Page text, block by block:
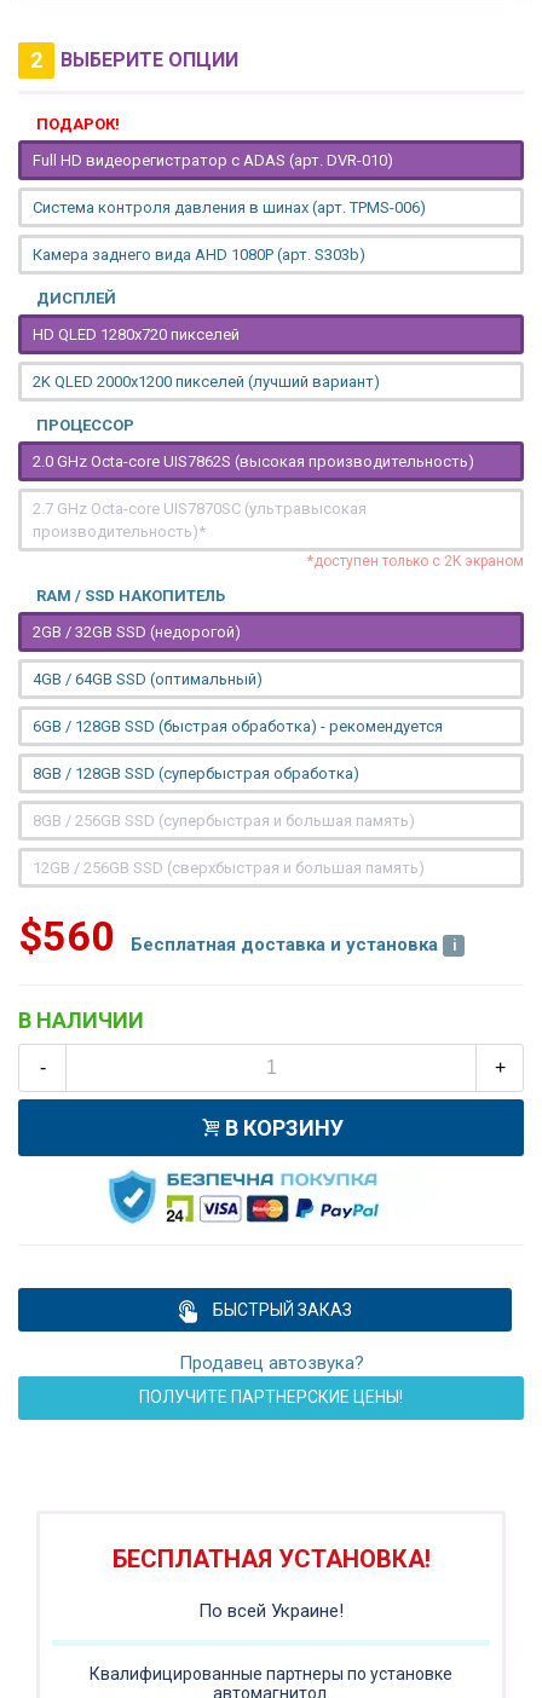
2 ВЫБЕРИТЕ ОПЦИИ
ПОДАРОК!
Full HD видеорегистратор с ADAS (арт. DVR-010)
Система контроля давления в шинах (арт. TPMS-006)
Камера заднего вида AHD 1080P (арт. S303b)
ДИСПЛЕЙ
HD QLED 1280x720 пикселей
2K QLED 2000х1200 пикселей (лучший вариант)
ПРОЦЕССОР
2.0 GHz Octa-core UIS7862S (высокая производительность)
2.7 GHz Octa-core UIS7870SC (ультравысокая
производительность)*
*доступен только с 2K экраном
RAM / SSD НАКОПИТЕЛЬ
2GB / 32GB SSD (недорогой)
4GB / 64GB SSD (оптимальный)
6GB / 128GB SSD (быстрая обработка) - рекомендуется
8GB / 128GB SSD (супербыстрая обработка)
8GB / 256GB SSD (супербыстрая и большая память)
12GB / 256GB SSD (сверхбыстрая и большая память)
$560 Бесплатная доставка и установка
В НАЛИЧИИ
- +
В КОРЗИНУ
БЫСТРЫЙ ЗАКАЗ
Продавец автозвука?
ПОЛУЧИТЕ ПАРТНЕРСКИЕ ЦЕНЫ!
ПОДАРОК!